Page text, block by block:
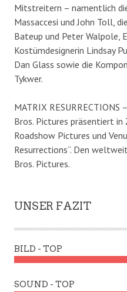
Mitstreitern – namentlich
Massaccesi und John Toll,
Bateup und Peter Walpole,
Kostümdesignerin Lindsay
Dan Glass sowie die
Tykwer.
MATRIX RESURRECTIONS
Bros. Pictures präsentiert
Roadshow Pictures und
Resurrections“. Den
Bros. Pictures.
UNSER FAZIT
BILD - TOP
SOUND - TOP